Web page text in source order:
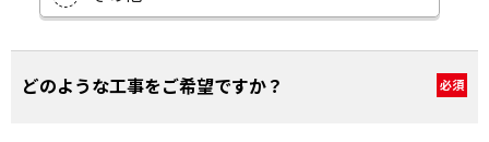
どのような工事をご希望ですか？ 必須